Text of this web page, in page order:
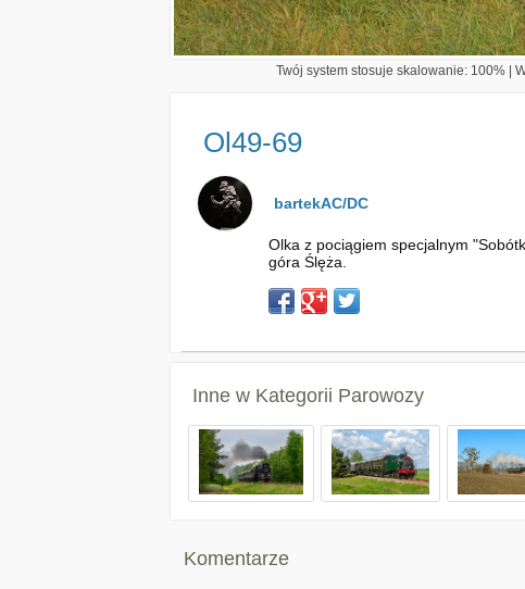
Twój system stosuje skalowanie: 100% |
Ol49-69
bartekAC/DC
Olka z pociągiem specjalnym
góra Ślęża.
Inne w Kategorii Parowozy
Komentarze